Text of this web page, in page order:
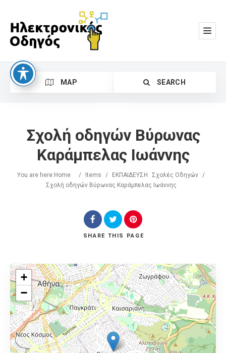
MAP SEARCH
Search
Σχολή οδηγών Βύρωνας
Καράμπελας Ιωάννης
You are here: Home / Items / ΕΚΠΑΙΔΕΥΣΗ Σχολές Οδηγών /
Σχολή οδηγών Βύρωνας Καράμπελας Ιωάννης
SHARE THIS PAGE
+
−